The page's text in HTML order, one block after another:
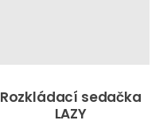
Rozkládací sedačka
LAZY